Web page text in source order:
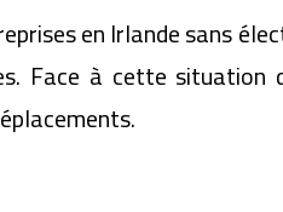
en Irlande sans
Face à cette situation